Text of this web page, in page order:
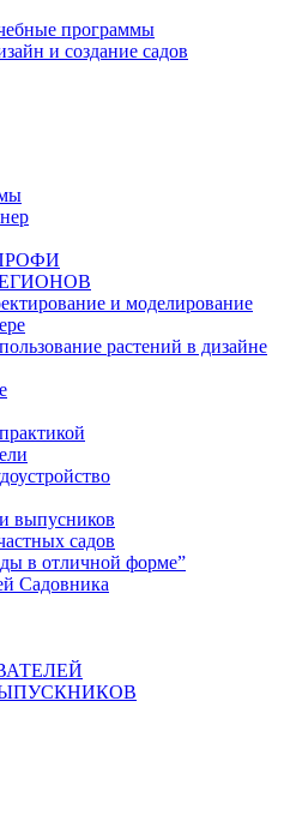
программы
и создание садов
ПРОФИ
и моделирование
растений в дизайне
выпусников
садов
в отличной форме”
Садовника